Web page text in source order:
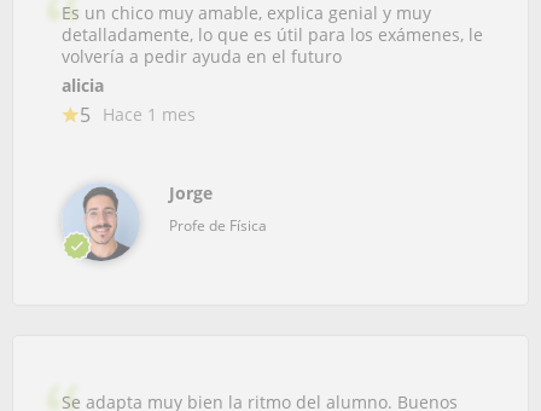
Es un chico muy amable, explica genial y muy
detalladamente, lo que es útil para los exámenes, le
volvería a pedir ayuda en el futuro
alicia
5 Hace 1 mes
Jorge
Profe de Física
Se adapta muy bien la ritmo del alumno. Buenos